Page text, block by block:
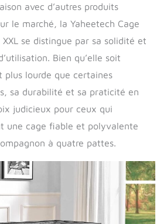
avec d’autres produits
le marché, la Yaheetech Cage
XXL se distingue par sa solidité et
Bien qu’elle soit
plus lourde que certaines
sa durabilité et sa praticité en
judicieux pour ceux qui
une cage fiable et polyvalente
à quatre pattes.